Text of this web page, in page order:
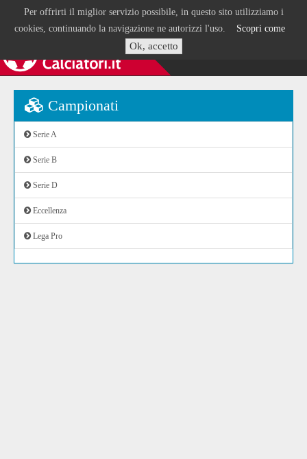
Per offrirti il miglior servizio possibile, in questo sito utilizziamo i
cookies, continuando la navigazione ne autorizzi l'uso. Scopri come
Ok, accetto
Campionati
Serie A
Serie B
Serie D
Eccellenza
Lega Pro